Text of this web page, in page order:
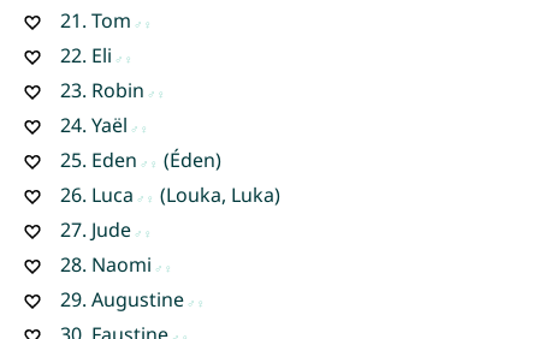
21. Tom
22. Eli
23. Robin
24. Yaël
25. Eden
(Éden)
26. Luca
(Louka, Luka)
27. Jude
28. Naomi
29. Augustine